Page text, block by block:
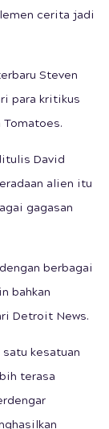
cerita jadi
Steven
para kritikus
Tomatoes.
David
alien itu
gagasan
berbagai
bahkan
Detroit News.
satu kesatuan
terasa